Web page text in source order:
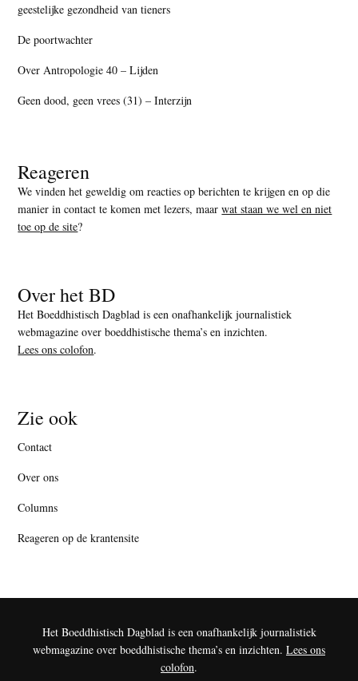
geestelijke gezondheid van tieners
De poortwachter
Over Antropologie 40 – Lijden
Geen dood, geen vrees (31) – Interzijn
Reageren
We vinden het geweldig om reacties op berichten te krijgen en op die
manier in contact te komen met lezers, maarwat staan we wel en niet
toe op de site?
Over het BD
Het Boeddhistisch Dagblad is een onafhankelijk journalistiek
webmagazine over boeddhistische thema’s en inzichten.
Lees ons colofon.
Zie ook
Contact
Over ons
Columns
Reageren op de krantensite
Het Boeddhistisch Dagblad is een onafhankelijk journalistiek
webmagazine over boeddhistische thema’s en inzichten. Lees ons
colofon.